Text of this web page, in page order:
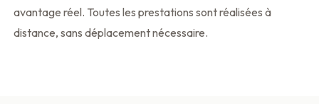
avantage réel. Toutes les prestations sont réalisées à
distance, sans déplacement nécessaire.